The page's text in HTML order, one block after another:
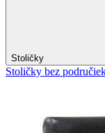
Stoličky
Stoličky bez